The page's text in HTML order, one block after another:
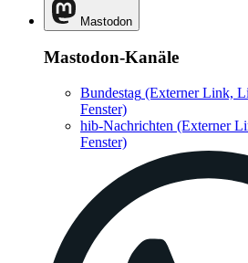
Mastodon
Mastodon-Kanäle
Bundestag (Externer Link,
Fenster)
hib-Nachrichten (Externer
Fenster)